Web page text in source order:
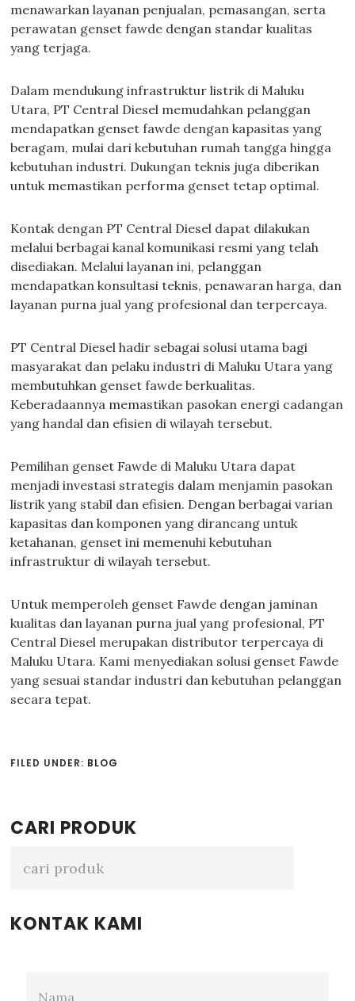
menawarkan layanan penjualan, pemasangan, serta
perawatan genset fawde dengan standar kualitas
yang terjaga.
Dalam mendukung infrastruktur listrik di Maluku
Utara, PT Central Diesel memudahkan pelanggan
mendapatkan genset fawde dengan kapasitas yang
beragam, mulai dari kebutuhan rumah tangga hingga
kebutuhan industri. Dukungan teknis juga diberikan
untuk memastikan performa genset tetap optimal.
Kontak dengan PT Central Diesel dapat dilakukan
melalui berbagai kanal komunikasi resmi yang telah
disediakan. Melalui layanan ini, pelanggan
mendapatkan konsultasi teknis, penawaran harga, dan
layanan purna jual yang profesional dan terpercaya.
PT Central Diesel hadir sebagai solusi utama bagi
masyarakat dan pelaku industri di Maluku Utara yang
membutuhkan genset fawde berkualitas.
Keberadaannya memastikan pasokan energi cadangan
yang handal dan efisien di wilayah tersebut.
Pemilihan genset Fawde di Maluku Utara dapat
menjadi investasi strategis dalam menjamin pasokan
listrik yang stabil dan efisien. Dengan berbagai varian
kapasitas dan komponen yang dirancang untuk
ketahanan, genset ini memenuhi kebutuhan
infrastruktur di wilayah tersebut.
Untuk memperoleh genset Fawde dengan jaminan
kualitas dan layanan purna jual yang profesional, PT
Central Diesel merupakan distributor terpercaya di
Maluku Utara. Kami menyediakan solusi genset Fawde
yang sesuai standar industri dan kebutuhan pelanggan
secara tepat.
FILED UNDER: BLOG
Primary
Sidebar
CARI PRODUK
KONTAK KAMI